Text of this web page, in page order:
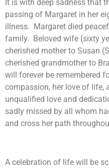
It is with deep sadness that
passing of Margaret in her
illness. Margaret died
family. Beloved wife (sixty
cherished mother to Susan
cherished grandmother to
will forever be remembered
compassion, her love of life,
unqualified love and
sadly missed by all whom
and cross her path
A celebration of life will be